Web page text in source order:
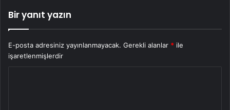
Bir yanıt yazın
E-posta adresiniz yayınlanmayacak. Gerekli alanlar * ile
işaretlenmişlerdir